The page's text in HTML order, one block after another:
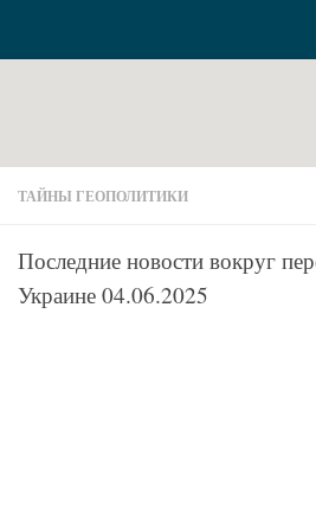
ТАЙНЫ ГЕОПОЛИТИКИ
Последние новости вокруг
Украине 04.06.2025